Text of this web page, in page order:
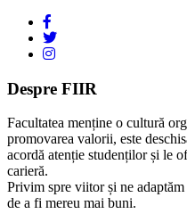
Despre FIIR
Facultatea menține o cultură
promovarea valorii, este
acordă atenție studenților și le
carieră.
Privim spre viitor și ne
de a fi mereu mai buni.